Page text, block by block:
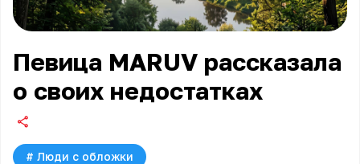
Певица MARUV рассказала
о своих недостатках
# Люди с обложки